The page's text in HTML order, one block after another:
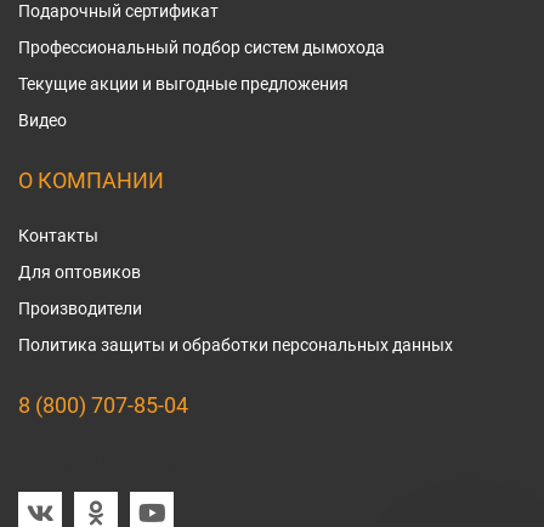
Подарочный сертификат
Профессиональный подбор систем дымохода
Текущие акции и выгодные предложения
Видео
О КОМПАНИИ
Контакты
Для оптовиков
Производители
Политика защиты и обработки персональных данных
8 (800) 707-85-04